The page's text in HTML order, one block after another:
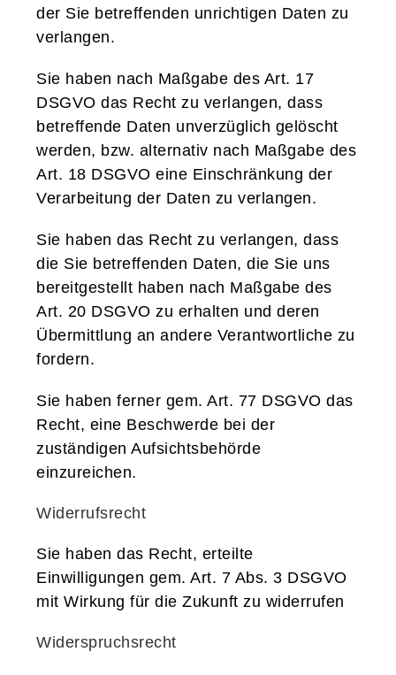
der Sie betreffenden unrichtigen Daten zu
verlangen.
Sie haben nach Maßgabe des Art. 17
DSGVO das Recht zu verlangen, dass
betreffende Daten unverzüglich gelöscht
werden, bzw. alternativ nach Maßgabe des
Art. 18 DSGVO eine Einschränkung der
Verarbeitung der Daten zu verlangen.
Sie haben das Recht zu verlangen, dass
die Sie betreffenden Daten, die Sie uns
bereitgestellt haben nach Maßgabe des
Art. 20 DSGVO zu erhalten und deren
Übermittlung an andere Verantwortliche zu
fordern.
Sie haben ferner gem. Art. 77 DSGVO das
Recht, eine Beschwerde bei der
zuständigen Aufsichtsbehörde
einzureichen.
Widerrufsrecht
Sie haben das Recht, erteilte
Einwilligungen gem. Art. 7 Abs. 3 DSGVO
mit Wirkung für die Zukunft zu widerrufen
Widerspruchsrecht